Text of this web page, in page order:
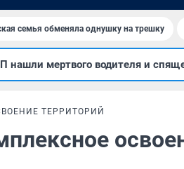
семья обменяла однушку на трешку
нашли мертвого водителя и
ТЕРРИТОРИЙ